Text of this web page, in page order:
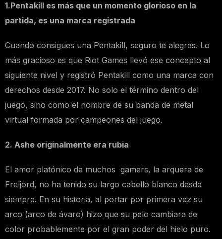
1.Pentakill es más que un momento glorioso en la
partida, es una marca registrada
Cuando consigues una Pentakill, seguro te alegras. Lo
más gracioso es que Riot Games llevó ese concepto al
siguiente nivel y registró Pentakill como una marca con
derechos desde 2017. No solo el término dentro del
juego, sino como el nombre de su banda de metal
virtual formada por campeones del juego.
2. Ashe originalmente era rubia
El amor platónico de muchos gamers, la arquera de
Freljord, no ha tenido su largo cabello blanco desde
siempre. En su historia, al portar por primera vez su
arco (arco de ávaro) hizo que su pelo cambiara de
color probablemente por el gran poder del hielo puro.